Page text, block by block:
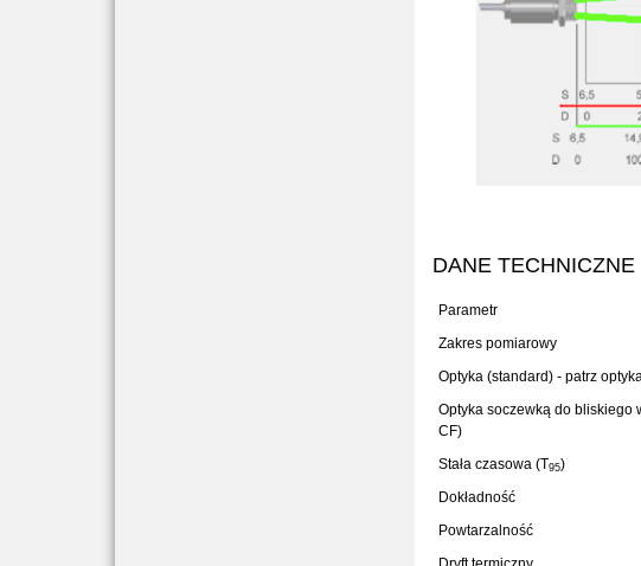
DANE TECHNICZNE
Parametr
Zakres pomiarowy
Optyka (standard) - patrz
Optyka soczewką do bliskiego
CF)
Stała czasowa (T95)
Dokładność
Powtarzalność